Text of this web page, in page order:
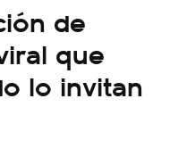
de
que
lo invitan